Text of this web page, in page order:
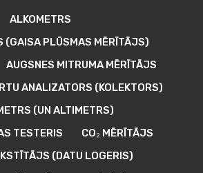
ALKOMETRS
(GAISA PLŪSMAS MĒRĪTĀJS)
AUGSNES MITRUMA MĒRĪTĀJS
ANALIZATORS (KOLEKTORS)
(UN ALTIMETRS)
TESTERIS
CO₂ MĒRĪTĀJS
(DATU LOGERIS)